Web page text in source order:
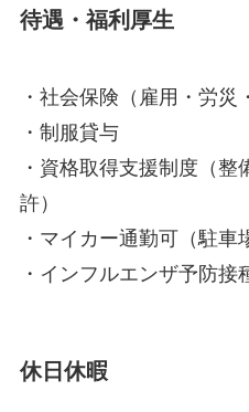
待遇・福利厚生
・社会保険（雇用・労災
・制服貸与
・資格取得支援制度（
許）
・マイカー通勤可（駐車
・インフルエンザ予防接
休日休暇